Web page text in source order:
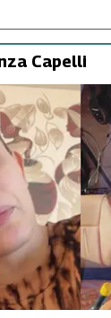
Capelli